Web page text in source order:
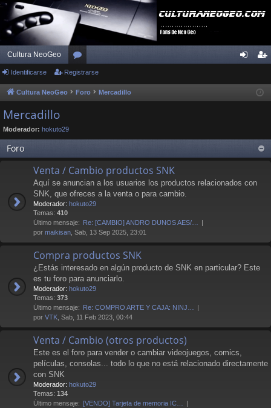
Cultura NeoGeo
or
os ist
e
Identificarse Registrarse
Cultura NeoGeo Foro Mercadillo
Mercadillo
Moderador: hokuto29
Foro
Venta / Cambio productos SNK
Aquí se anuncian a los usuarios los productos relacionados con
SNK, que ofreces a la venta o para cambio.
Moderador: hokuto29
Temas: 410
Último mensaje: Re: [CAMBIO] ANDRO DUNOS AES/…
por maikisan , Sab, 13 Sep 2025, 23:01
Compra productos SNK
¿Estás interesado en algún producto de SNK en particular? Este
es tu foro para anunciarlo.
Moderador: hokuto29
Temas: 373
Último mensaje: Re: COMPRO ARTE Y CAJA: NINJ…
por VTK , Sab, 11 Feb 2023, 00:44
Venta / Cambio (otros productos)
Este es el foro para vender o cambiar videojuegos, comics,
películas, consolas... todo lo que no está relacionado directamente
con SNK
Moderador: hokuto29
Temas: 134
Último mensaje: [VENDO] Tarjeta de memoria IC…